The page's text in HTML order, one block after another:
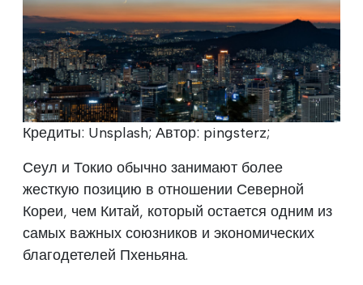
Кредиты: Unsplash; Автор: pingsterz;
Сеул и Токио обычно занимают более
жесткую позицию в отношении Северной
Кореи, чем Китай, который остается одним из
самых важных союзников и экономических
благодетелей Пхеньяна.